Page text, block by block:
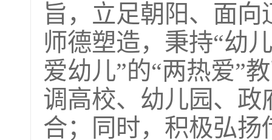
旨，立足朝阳、面
师德塑造，秉持“幼
爱幼儿”的“两热爱”
调高校、幼儿园、
合；同时，积极弘